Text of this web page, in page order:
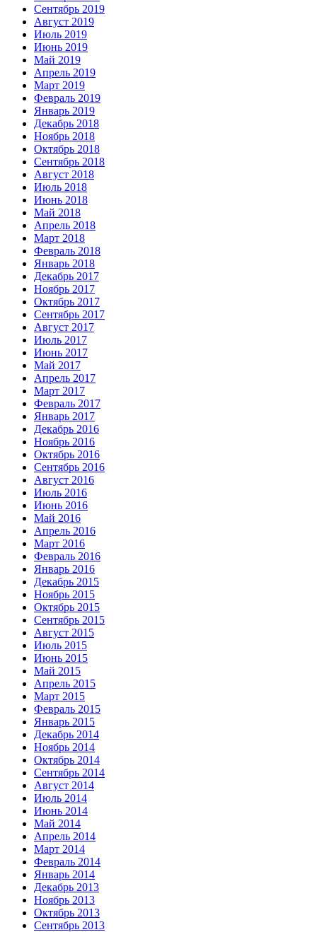
Сентябрь 2019
Август 2019
Июль 2019
Июнь 2019
Май 2019
Апрель 2019
Март 2019
Февраль 2019
Январь 2019
Декабрь 2018
Ноябрь 2018
Октябрь 2018
Сентябрь 2018
Август 2018
Июль 2018
Июнь 2018
Май 2018
Апрель 2018
Март 2018
Февраль 2018
Январь 2018
Декабрь 2017
Ноябрь 2017
Октябрь 2017
Сентябрь 2017
Август 2017
Июль 2017
Июнь 2017
Май 2017
Апрель 2017
Март 2017
Февраль 2017
Январь 2017
Декабрь 2016
Ноябрь 2016
Октябрь 2016
Сентябрь 2016
Август 2016
Июль 2016
Июнь 2016
Май 2016
Апрель 2016
Март 2016
Февраль 2016
Январь 2016
Декабрь 2015
Ноябрь 2015
Октябрь 2015
Сентябрь 2015
Август 2015
Июль 2015
Июнь 2015
Май 2015
Апрель 2015
Март 2015
Февраль 2015
Январь 2015
Декабрь 2014
Ноябрь 2014
Октябрь 2014
Сентябрь 2014
Август 2014
Июль 2014
Июнь 2014
Май 2014
Апрель 2014
Март 2014
Февраль 2014
Январь 2014
Декабрь 2013
Ноябрь 2013
Октябрь 2013
Сентябрь 2013